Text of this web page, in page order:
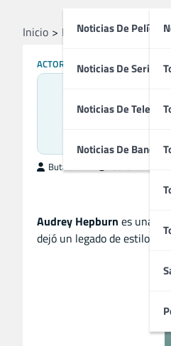
Noticias De
Noticias De Series
Noticias De
Noticias De Bandas
Inicio Profesionales
ACTORES
ButacaMax
Audrey Hepburn es una
dejó un legado de estilo y